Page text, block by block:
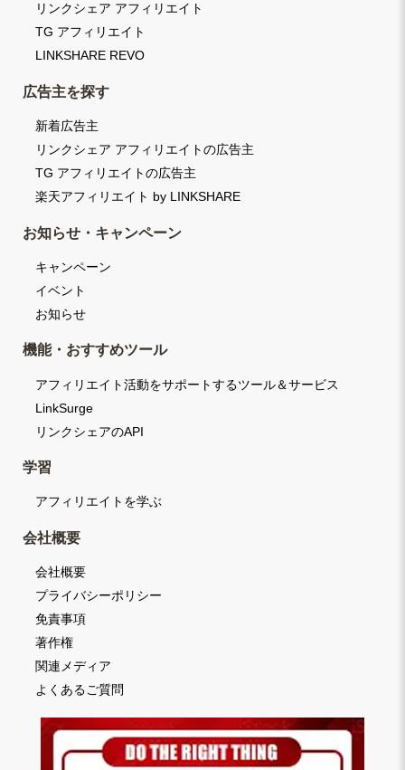
リンクシェア アフィリエイト
TG アフィリエイト
LINKSHARE REVO
広告主を探す
新着広告主
リンクシェア アフィリエイトの広告主
TG アフィリエイトの広告主
楽天アフィリエイト by LINKSHARE
お知らせ・キャンペーン
キャンペーン
イベント
お知らせ
機能・おすすめツール
アフィリエイト活動をサポートするツール＆サービス
LinkSurge
リンクシェアのAPI
学習
アフィリエイトを学ぶ
会社概要
会社概要
プライバシーポリシー
免責事項
著作権
関連メディア
よくあるご質問